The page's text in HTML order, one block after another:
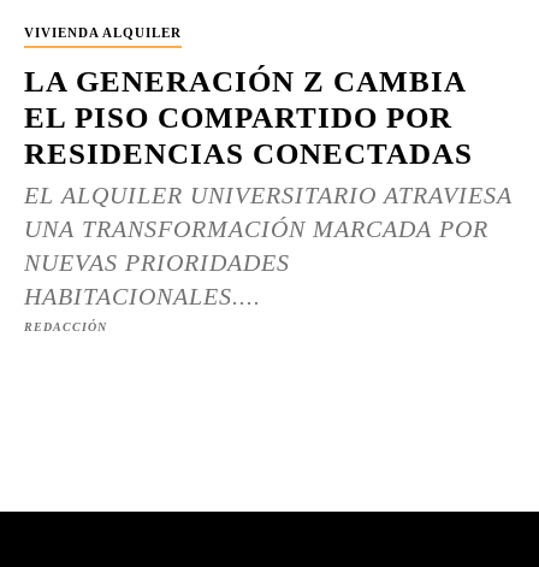
VIVIENDA ALQUILER
LA GENERACIÓN Z CAMBIA
EL PISO COMPARTIDO POR
RESIDENCIAS CONECTADAS
EL ALQUILER UNIVERSITARIO ATRAVIESA
UNA TRANSFORMACIÓN MARCADA POR
NUEVAS PRIORIDADES
HABITACIONALES....
REDACCIÓN